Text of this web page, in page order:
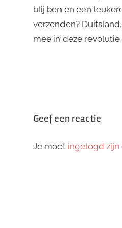
blij ben en een
verzenden?
mee in deze
Geef een reactie
Je moet ingelogd zijn